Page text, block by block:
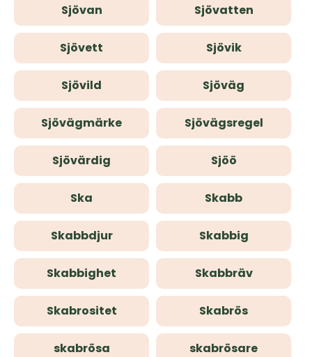
Sjövan Sjövatten
Sjövett Sjövik
Sjövild Sjöväg
Sjövägmärke Sjövägsregel
Sjövärdig Sjöö
Ska Skabb
Skabbdjur Skabbig
Skabbighet Skabbräv
Skabrositet Skabrös
skabrösa skabrösare